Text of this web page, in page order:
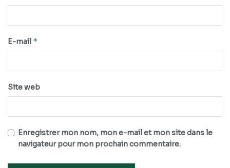
E-mail *
Site web
Enregistrer mon nom, mon e-mail et mon site dans le
navigateur pour mon prochain commentaire.